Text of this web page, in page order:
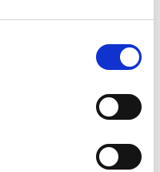
l’eroe leggendario del
potremo osservarla
re dell’isola, durante il
Le sue coste a
poter trascorrere una
suo porto ricavato in